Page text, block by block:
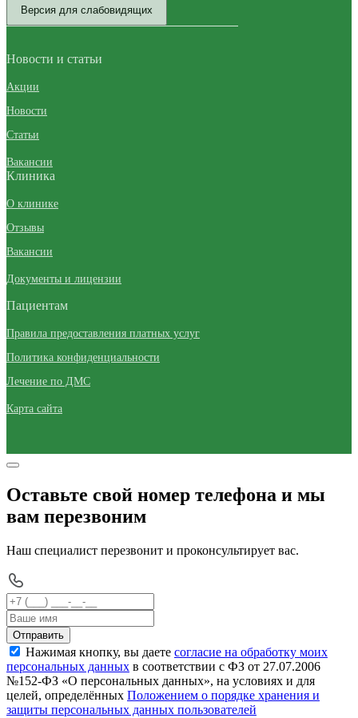
Версия для слабовидящих
Новости и статьи
Акции
Новости
Статьи
Вакансии
Клиника
О клинике
Отзывы
Вакансии
Документы и лицензии
Пациентам
Правила предоставления платных услуг
Политика конфиденциальности
Лечение по ДМС
Карта сайта
Оставьте свой номер телефона и мы
вам перезвоним
Наш специалист перезвонит и проконсультирует вас.
Отправить
Нажимая кнопку, вы даете согласие на обработку моих
персональных данных в соответствии с ФЗ от 27.07.2006
№152-ФЗ «О персональных данных», на условиях и для
целей, определённых Положением о порядке хранения и
защиты персональных данных пользователей